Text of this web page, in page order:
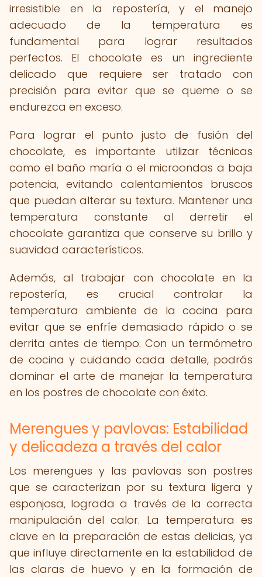
irresistible en la repostería, y el manejo
adecuado de la temperatura es
fundamental para lograr resultados
perfectos. El chocolate es un ingrediente
delicado que requiere ser tratado con
precisión para evitar que se queme o se
endurezca en exceso.
Para lograr el punto justo de fusión del
chocolate, es importante utilizar técnicas
como el baño maría o el microondas a baja
potencia, evitando calentamientos bruscos
que puedan alterar su textura. Mantener una
temperatura constante al derretir el
chocolate garantiza que conserve su brillo y
suavidad característicos.
Además, al trabajar con chocolate en la
repostería, es crucial controlar la
temperatura ambiente de la cocina para
evitar que se enfríe demasiado rápido o se
derrita antes de tiempo. Con un termómetro
de cocina y cuidando cada detalle, podrás
dominar el arte de manejar la temperatura
en los postres de chocolate con éxito.
Merengues y pavlovas: Estabilidad
y delicadeza a través del calor
Los merengues y las pavlovas son postres
que se caracterizan por su textura ligera y
esponjosa, lograda a través de la correcta
manipulación del calor. La temperatura es
clave en la preparación de estas delicias, ya
que influye directamente en la estabilidad de
las claras de huevo y en la formación de